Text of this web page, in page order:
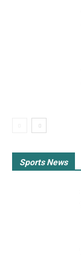
Sports News